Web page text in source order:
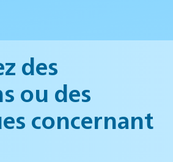
des
ou des
concernant